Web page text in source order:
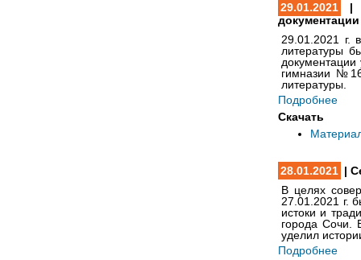
29.01.2021
|
29.01.2021 г.
литературы
гимназии
литературы.
Подробнее
Скачать
28.01.2021 |
В целях
27.01.2021 г.
истоки и
города Сочи.
уделил
Подробнее